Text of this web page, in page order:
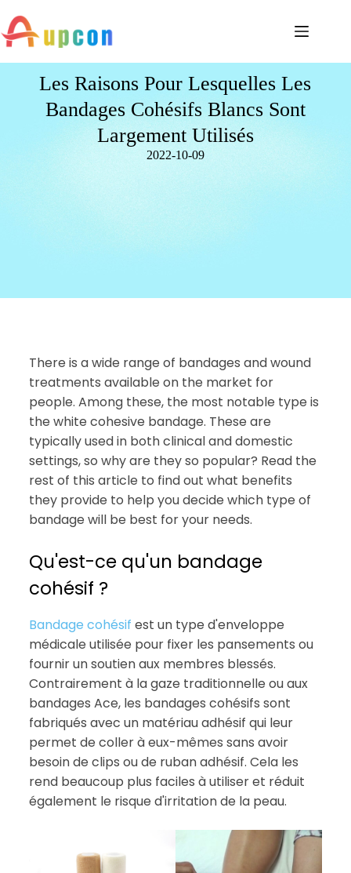
Les Raisons Pour Lesquelles Les
Bandages Cohésifs Blancs Sont
Largement Utilisés
2022-10-09
There is a wide range of bandages and wound
treatments available on the market for
people. Among these, the most notable type is
the white cohesive bandage. These are
typically used in both clinical and domestic
settings, so why are they so popular? Read the
rest of this article to find out what benefits
they provide to help you decide which type of
bandage will be best for your needs.
Qu'est-ce qu'un bandage
cohésif ?
Bandage cohésif est un type d'enveloppe
médicale utilisée pour fixer les pansements ou
fournir un soutien aux membres blessés.
Contrairement à la gaze traditionnelle ou aux
bandages Ace, les bandages cohésifs sont
fabriqués avec un matériau adhésif qui leur
permet de coller à eux-mêmes sans avoir
besoin de clips ou de ruban adhésif. Cela les
rend beaucoup plus faciles à utiliser et réduit
également le risque d'irritation de la peau.